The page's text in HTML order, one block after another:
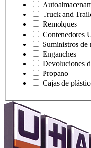
Truck and
Remolques
Contenedores
Suministros de
Enganches
Devoluciones
Propano
Cajas de